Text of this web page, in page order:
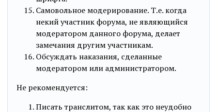
Самовольное модерирование. Т.е. когда
некий участник форума, не являющийся
модератором данного форума, делает
замечания другим участникам.
Обсуждать наказания, сделанные
модератором или администратором.
Не рекомендуется:
Писать транслитом, так как это неудобно